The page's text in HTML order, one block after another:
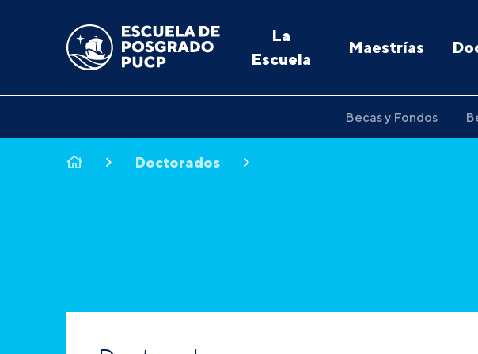
La
Escuela
Maestrías
Becas y Fondos
Doctorados